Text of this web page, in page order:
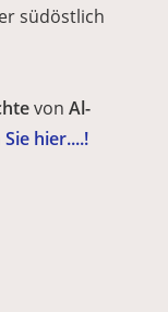
südöstlich
von Al-
Sie hier....!